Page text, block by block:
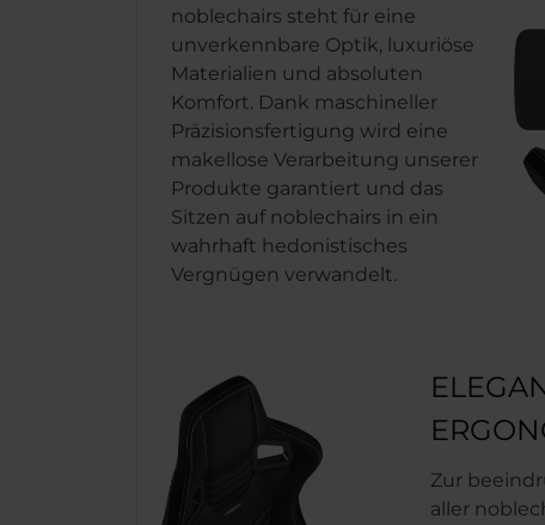
noblechairs steht für eine
unverkennbare Optik, luxuriöse
Materialien und absoluten
Komfort. Dank maschineller
Präzisionsfertigung wird eine
makellose Verarbeitung unserer
Produkte garantiert und das
Sitzen auf noblechairs in ein
wahrhaft hedonistisches
Vergnügen verwandelt.
Zur
aller